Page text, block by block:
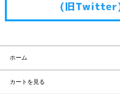
ホーム
カートを見る